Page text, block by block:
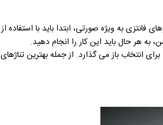
به ویژه صورتی، ابتدا باید با استفاده از
به هر حال باید این کار را انجام دهید.
انتخاب باز می گذارد. از جمله بهترین تناژهای